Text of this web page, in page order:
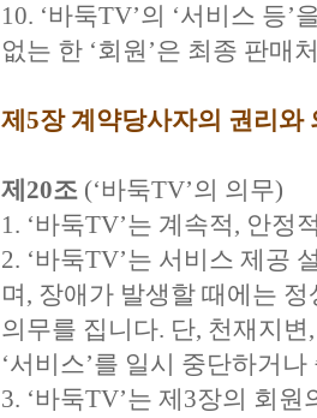
10. ‘바둑TV’의 ‘서비스 등
없는 한 ‘회원’은 최종 판매
제5장 계약당사자의 권리와
제20조 (‘바둑TV’의 의무)
1. ‘바둑TV’는 계속적, 안정
2. ‘바둑TV’는 서비스 제공
며, 장애가 발생할 때에는
의무를 집니다. 단, 천재지
‘서비스’를 일시 중단하거
3. ‘바둑TV’는 제3장의 회